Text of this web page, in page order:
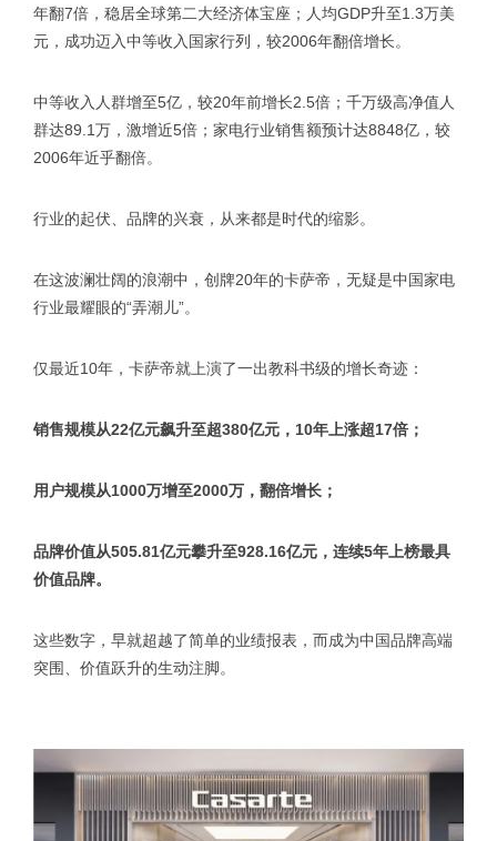
年翻7倍，稳居全球第二大经济体宝座；人均GDP升至1.3万美
元，成功迈入中等收入国家行列，较2006年翻倍增长。
中等收入人群增至5亿，较20年前增长2.5倍；千万级高净值人
群达89.1万，激增近5倍；家电行业销售额预计达8848亿，较
2006年近乎翻倍。
行业的起伏、品牌的兴衰，从来都是时代的缩影。
在这波澜壮阔的浪潮中，创牌20年的卡萨帝，无疑是中国家电
行业最耀眼的“弄潮儿”。
仅最近10年，卡萨帝就上演了一出教科书级的增长奇迹：
销售规模从22亿元飙升至超380亿元，10年上涨超17倍；
用户规模从1000万增至2000万，翻倍增长；
品牌价值从505.81亿元攀升至928.16亿元，连续5年上榜最具
价值品牌。
这些数字，早就超越了简单的业绩报表，而成为中国品牌高端
突围、价值跃升的生动注脚。